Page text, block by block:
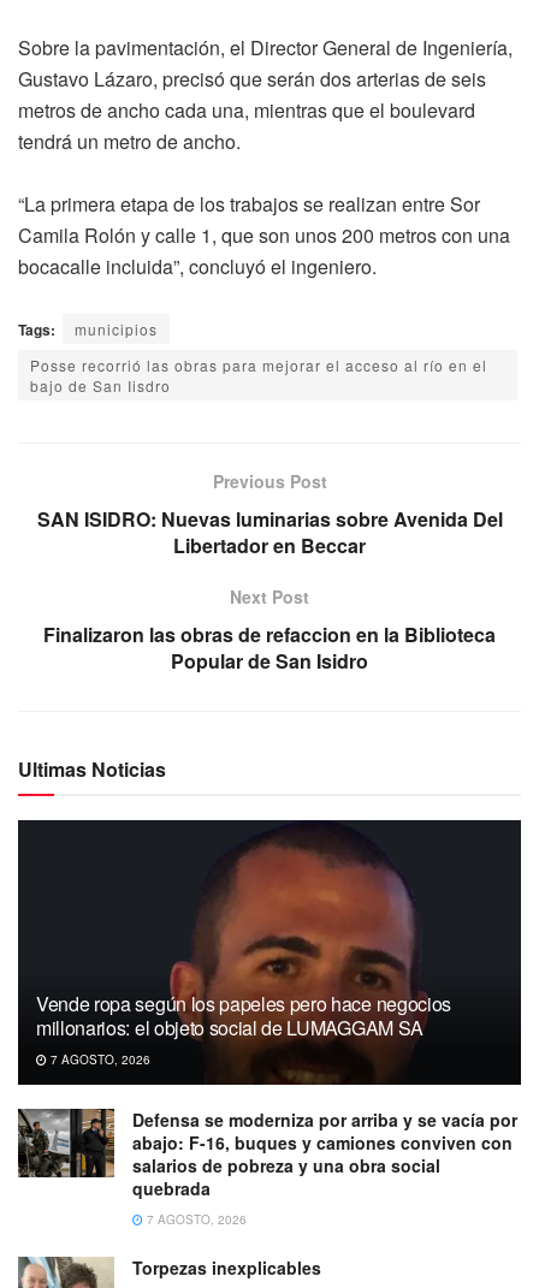
Sobre la pavimentación, el Director General de Ingeniería,
Gustavo Lázaro, precisó que serán dos arterias de seis
metros de ancho cada una, mientras que el boulevard
tendrá un metro de ancho.
“La primera etapa de los trabajos se realizan entre Sor
Camila Rolón y calle 1, que son unos 200 metros con una
bocacalle incluida”, concluyó el ingeniero.
Tags:
municipios
Posse recorrió las obras para mejorar el acceso al río en el
bajo de San Iisdro
Previous Post
SAN ISIDRO: Nuevas luminarias sobre Avenida Del
Libertador en Beccar
Next Post
Finalizaron las obras de refaccion en la Biblioteca
Popular de San Isidro
Ultimas Noticias
Vende ropa según los papeles pero hace negocios
millonarios: el objeto social de LUMAGGAM SA
7 AGOSTO, 2026
Defensa se moderniza por arriba y se vacía por
abajo: F-16, buques y camiones conviven con
salarios de pobreza y una obra social
quebrada
7 AGOSTO, 2026
Torpezas inexplicables